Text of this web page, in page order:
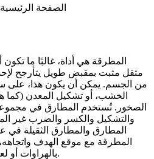
الصفحة الرئيسية
المطرقة هي أداة، غالبًا ما
مثقل مثبت بمقبض طويل يتأرجح
من الجسم. يمكن أن يكون هذا، على
الخشب، أو تشكيل المعدن (كما
الصخور. تُستخدم المطارق في
والتشكيل والكسر والضرب غير
المطارق والمطارق الثقيلة في
المطرقة مع موقع الهدف
بالهراوات أو لعب الجولف بقبضة بكلتا اليدين.